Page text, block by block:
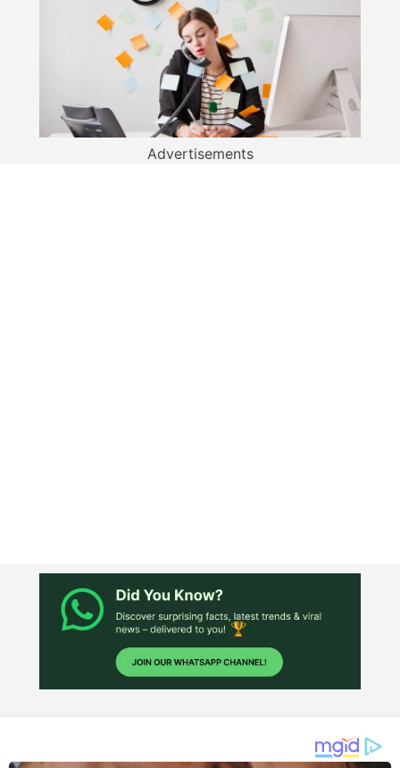
Advertisements